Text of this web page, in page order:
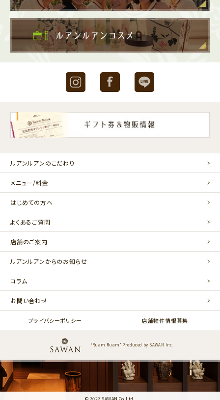
Instagram Facebook
ルアンルアンのこだわり
メニュー/料金
はじめての方へ
よくあるご質問
店舗のご案内
ルアンルアンからのお知らせ
コラム
お問い合わせ
プライバシーポリシー 店舗物件情報募集
“Ruam Ruam” Produced by SAWAN Inc.
© 2022 SAWAN Co.Ltd.